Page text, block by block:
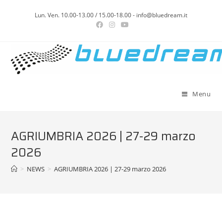
Lun. Ven. 10.00-13.00 / 15.00-18.00 - info@bluedream.it
Menu
AGRIUMBRIA 2026 | 27-29 marzo
2026
> NEWS > AGRIUMBRIA 2026 | 27-29 marzo 2026